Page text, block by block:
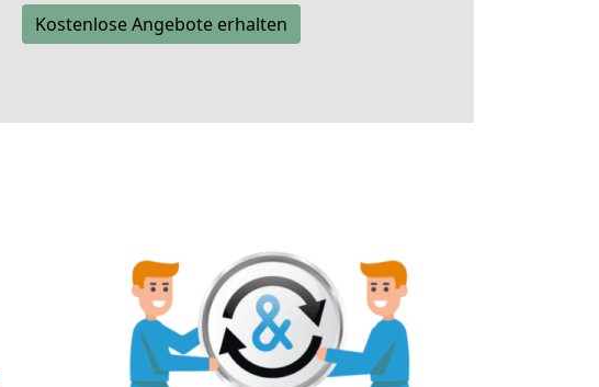
Kostenlose Angebote erhalten